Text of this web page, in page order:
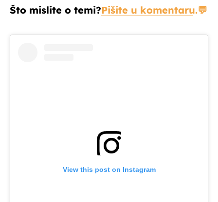
Što mislite o temi?Pišite u komentaru.
View this post on Instagram